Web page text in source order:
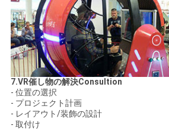
7.VR催し物の解決Consultion
- 位置の選択
- プロジェクト計画
- レイアウト/装飾の設計
- 取付け